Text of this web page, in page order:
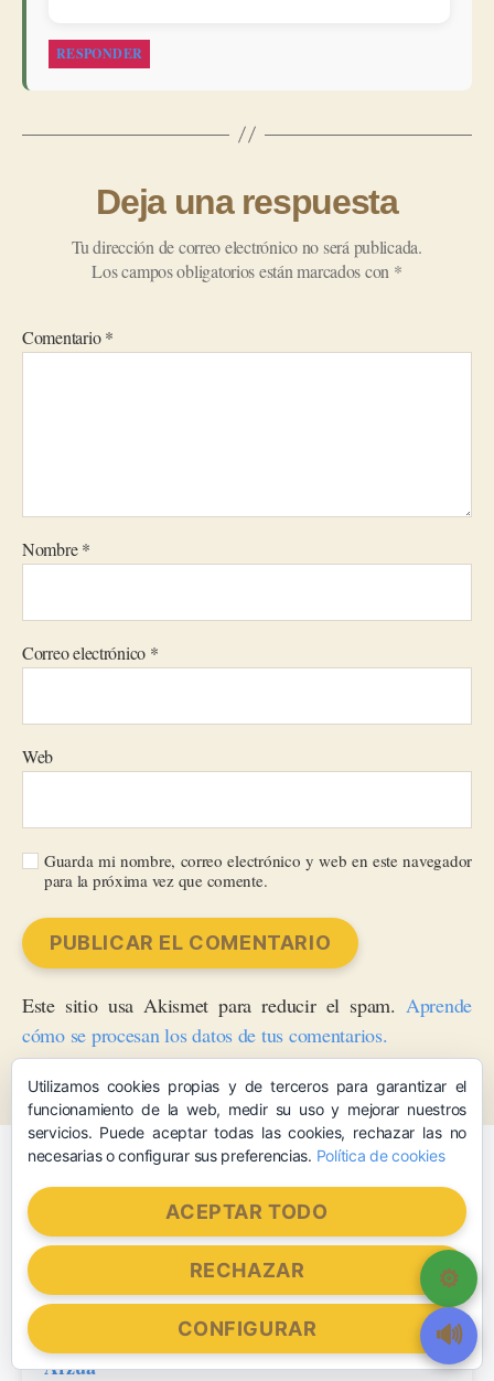
RESPONDER
Deja una respuesta
Tu dirección de correo electrónico no será publicada.
Los campos obligatorios están marcados con *
Comentario*
Nombre*
Correo electrónico *
Web
Guarda mi nombre, correo electrónico y web en este navegador
para la próxima vez que comente.
Este sitio usa Akismet para reducir el spam. Aprende
cómo se procesan los datos de tus comentarios.
Entradas recientes
Santiago de Compostela
O Pedrouzo
Arzúa
Utilizamos cookies propias y de terceros para garantizar el
funcionamiento de la web, medir su uso y mejorar nuestros
servicios. Puede aceptar todas las cookies, rechazar las no
necesarias o configurar sus preferencias. Política de cookies
ACEPTAR TODO
RECHAZAR
CONFIGURAR